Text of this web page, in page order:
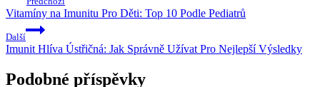
Vitamíny na Imunitu Pro Děti: Top 10 Podle Pediatrů
Další
Imunit Hlíva Ústřičná: Jak Správně Užívat Pro Nejlepší Výsledky
Podobné příspěvky